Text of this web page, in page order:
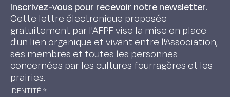
Inscrivez-vous pour recevoir notre newsletter.
Cette lettre électronique proposée
gratuitement par l'AFPF vise la mise en place
d'un lien organique et vivant entre l'Association,
ses membres et toutes les personnes
concernées par les cultures fourragères et les
prairies.
IDENTITÉ*